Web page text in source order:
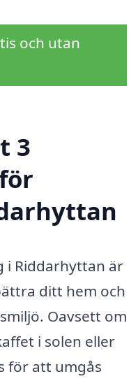
och utan
3
i Riddarhyttan är
ditt hem och
Oavsett om
i solen eller
för att umgås